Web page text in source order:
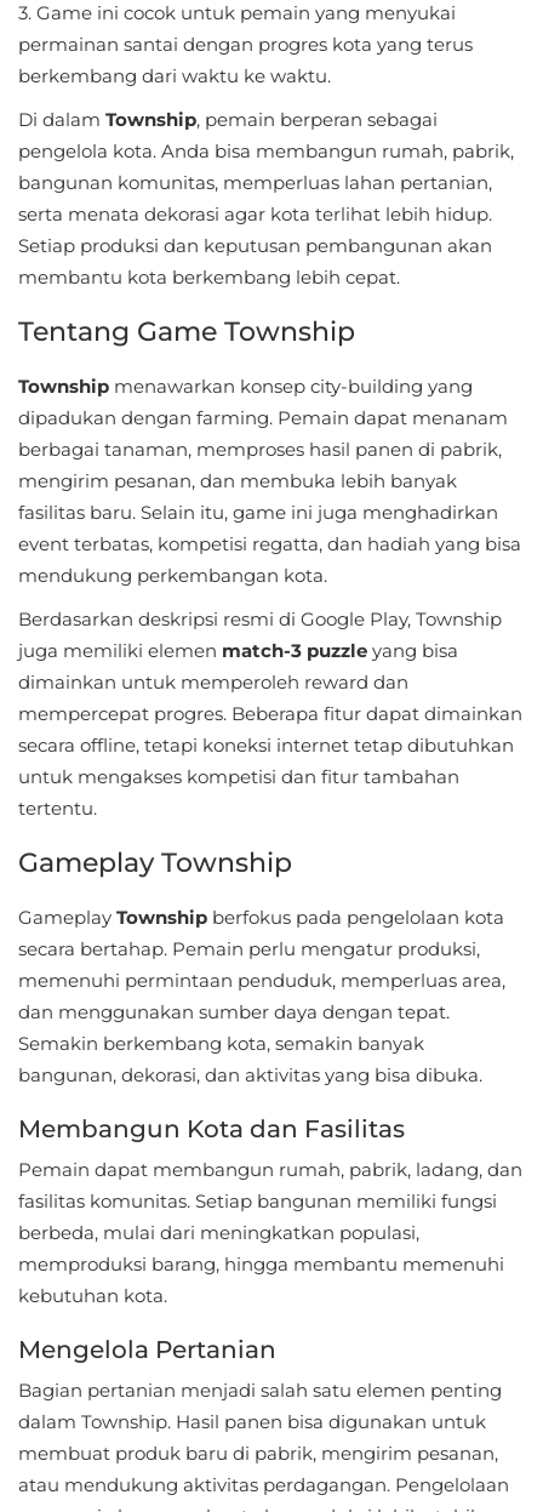
Racing
Role
Playing
Shooting
Simulation
Sports
Standalone
Story-
Driven
Strategi
Word
Apps
&
&
Beauty
Books
Buku
&
Referensi
Comics
Communication
3. Game ini cocok untuk pemain yang menyukai
permainan santai dengan progres kota yang terus
berkembang dari waktu ke waktu.
Di dalam Township, pemain berperan sebagai
pengelola kota. Anda bisa membangun rumah, pabrik,
bangunan komunitas, memperluas lahan pertanian,
serta menata dekorasi agar kota terlihat lebih hidup.
Setiap produksi dan keputusan pembangunan akan
membantu kota berkembang lebih cepat.
Tentang Game Township
Township menawarkan konsep city-building yang
dipadukan dengan farming. Pemain dapat menanam
berbagai tanaman, memproses hasil panen di pabrik,
mengirim pesanan, dan membuka lebih banyak
fasilitas baru. Selain itu, game ini juga menghadirkan
event terbatas, kompetisi regatta, dan hadiah yang bisa
mendukung perkembangan kota.
Berdasarkan deskripsi resmi di Google Play, Township
juga memiliki elemen match-3 puzzle yang bisa
dimainkan untuk memperoleh reward dan
mempercepat progres. Beberapa fitur dapat dimainkan
secara offline, tetapi koneksi internet tetap dibutuhkan
untuk mengakses kompetisi dan fitur tambahan
tertentu.
Gameplay Township
Gameplay Township berfokus pada pengelolaan kota
secara bertahap. Pemain perlu mengatur produksi,
memenuhi permintaan penduduk, memperluas area,
dan menggunakan sumber daya dengan tepat.
Semakin berkembang kota, semakin banyak
bangunan, dekorasi, dan aktivitas yang bisa dibuka.
Membangun Kota dan Fasilitas
Pemain dapat membangun rumah, pabrik, ladang, dan
fasilitas komunitas. Setiap bangunan memiliki fungsi
berbeda, mulai dari meningkatkan populasi,
memproduksi barang, hingga membantu memenuhi
kebutuhan kota.
Mengelola Pertanian
Bagian pertanian menjadi salah satu elemen penting
dalam Township. Hasil panen bisa digunakan untuk
membuat produk baru di pabrik, mengirim pesanan,
atau mendukung aktivitas perdagangan. Pengelolaan